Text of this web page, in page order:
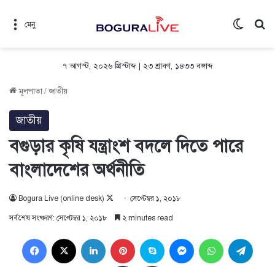
মেনু
৭ আগস্ট, ২০২৬ খ্রিস্টাব্দ| ২৩ শ্রাবণ, ১৪৩৩ বঙ্গাব্দ
মূলপাতা/জাতীয়
জাতীয়
বগুড়ার কৃষি যন্ত্রাংশ বদলে দিতে পারে
বাংলাদেশের অর্থনীতি
Bogura Live (online desk)
Follow
on
সেপ্টেম্বর ১, ২০১৮
সর্বশেষ সংষ্করণ: সেপ্টেম্বর ১, ২০১৮ ২ minutes read
Facebook LinkedIn Pinterest Skype MessengerWhatsApp